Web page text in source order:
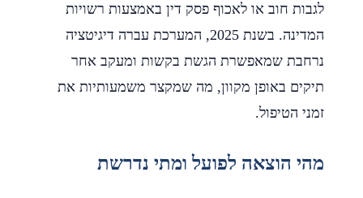
לגבות חוב או לאכוף פסק דין באמצעות רשויות
המדינה. בשנת 2025, המערכת עברה דיגיטציה
נרחבת שמאפשרת הגשת בקשות ומעקב אחר
תיקים באופן מקוון, מה שמקצר משמעותיות את
זמני הטיפול.
מהי הוצאה לפועל ומתי נדרשת